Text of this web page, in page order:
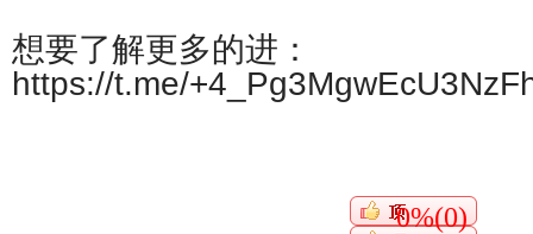
想要了解更多的进：
https://t.me/
0%(0)